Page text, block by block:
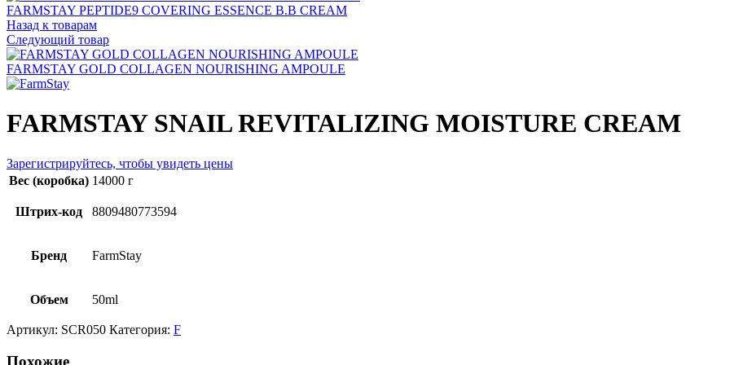
FARMSTAY PEPTIDE9 COVERING ESSENCE B.B CREAM
Назад к товарам
Следующий товар
FARMSTAY GOLD COLLAGEN NOURISHING AMPOULE
FARMSTAY SNAIL REVITALIZING MOISTURE CREAM
Зарегистрируйтесь, чтобы увидеть цены
Вес (коробка) 14000 г
Штрих-код 8809480773594
Бренд FarmStay
Объем 50ml
Артикул: SCR050 Категория: F
Похожие